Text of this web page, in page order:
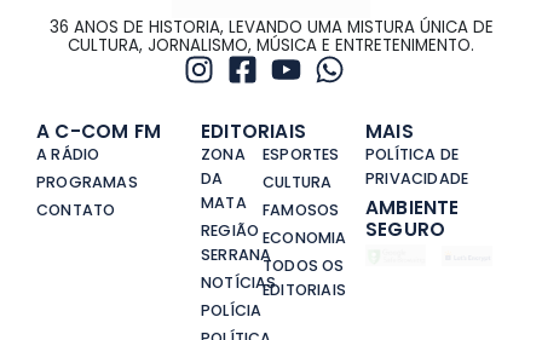
36 ANOS DE HISTORIA, LEVANDO UMA MISTURA ÚNICA DE
CULTURA, JORNALISMO, MÚSICA E ENTRETENIMENTO.
A C-COM FM
A RÁDIO
PROGRAMAS
CONTATO
EDITORIAIS
ZONA
DA
MATA
REGIÃO
SERRANA
NOTÍCIAS
POLÍCIA
ESPORTES
CULTURA
FAMOSOS
ECONOMIA
TODOS OS
EDITORIAIS
MAIS
POLÍTICA DE
PRIVACIDADE
AMBIENTE
SEGURO